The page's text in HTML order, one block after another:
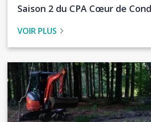
Titre
l'actualité
Saison 2 du CPA Cœur de
VOIR PLUS
Image